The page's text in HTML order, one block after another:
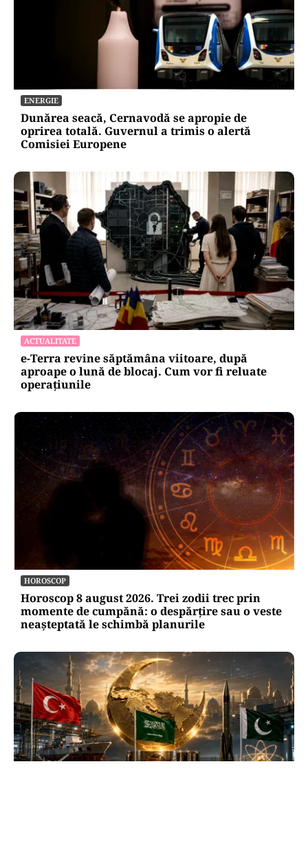
ENERGIE
Dunărea seacă, Cernavodă se apropie de
oprirea totală. Guvernul a trimis o alertă
Comisiei Europene
ACTUALITATE
e-Terra revine săptămâna viitoare, după
aproape o lună de blocaj. Cum vor fi reluate
operațiunile
HOROSCOP
Horoscop 8 august 2026. Trei zodii trec prin
momente de cumpănă: o despărțire sau o veste
neașteptată le schimbă planurile